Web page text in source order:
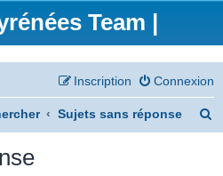
Team |
Connexion
Inscription
Sujets sans réponse